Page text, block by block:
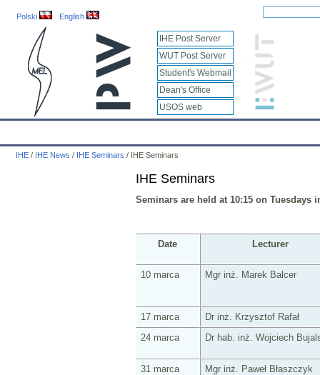
Polski English
IHE Post Server
WUT Post Server
Student's Webmail
Dean's Office
USOS web
IHE / IHE News / IHE Seminars / IHE Seminars
IHE Seminars
Seminars are held at 10:15 on Tuesdays
Date Lecturer
10 marca Mgr inż. Marek Balcer
17 marca
Dr inż. Krzysztof Rafał
24 marca
Dr hab. inż. Wojciech
31 marca
Mgr inż. Paweł Błaszczyk